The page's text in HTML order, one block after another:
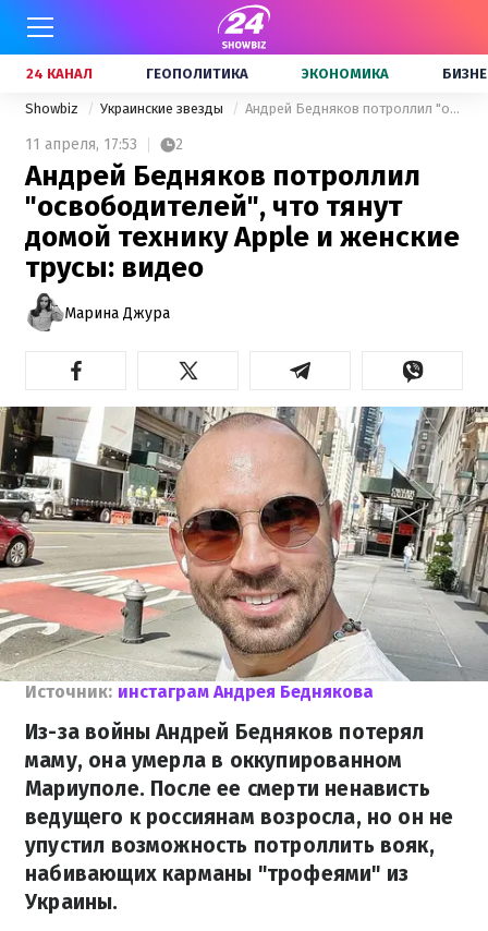
24 КАНАЛ ГЕОПОЛИТИКА ЭКОНОМИКА
Showbiz Украинские звезды Андрей Бедняков потроллил "освободителей", что тянут домой технику Apple и женские трусы: видео
11 апреля, 17:53 2
Андрей Бедняков потроллил
"освободителей", что тянут
домой технику Apple и женские
трусы: видео
Марина Джура
Источник: инстаграм Андрея Беднякова
Из-за войны Андрей Бедняков потерял
маму, она умерла в оккупированном
Мариуполе. После ее смерти ненависть
ведущего к россиянам возросла, но он не
упустил возможность потроллить вояк,
набивающих карманы "трофеями" из
Украины.